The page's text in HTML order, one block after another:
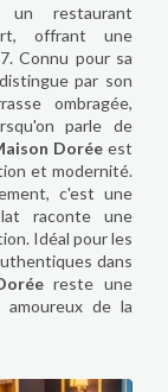
un restaurant
offrant une
Connu pour sa
par son
ombragée,
parle de
Dorée est
et modernité.
c'est une
raconte une
Idéal pour les
dans
reste une
de la